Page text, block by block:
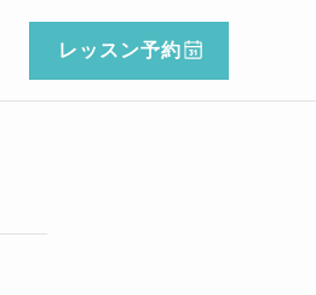
レッスン予約